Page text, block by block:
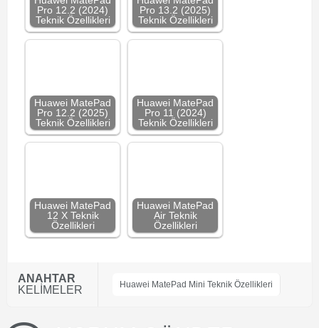
Pro 12.2 (2024)
Teknik Özellikleri
Pro 13.2 (2025)
Teknik Özellikleri
Huawei MatePad
Pro 12.2 (2025)
Teknik Özellikleri
Huawei MatePad
Pro 11 (2024)
Teknik Özellikleri
Huawei MatePad
12 X Teknik
Özellikleri
Huawei MatePad
Air Teknik
Özellikleri
ANAHTAR
KELİMELER
Huawei MatePad Mini Teknik Özellikleri